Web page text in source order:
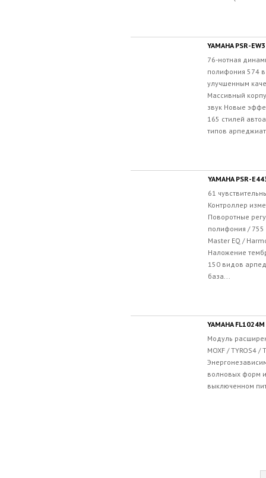
YAMAHA PSR-
76-нотная
полифония 574
улучшенным
Массивный
звук Новые
165 стилей
типов
YAMAHA PSR-
61
Контроллер
Поворотные
полифония / 755
Master EQ /
Наложение
150 видов
база...
YAMAHA FL1024M
Модуль
MOXF / TYROS4 /
волновых форм
выключенном